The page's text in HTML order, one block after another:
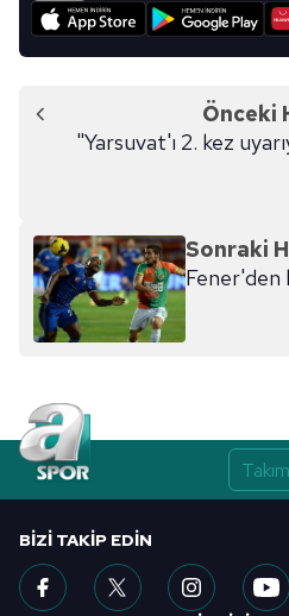
Önceki
"Yarsuvat'ı 2. kez
Sonraki
Fener'den
BIZI TAKIP EDIN